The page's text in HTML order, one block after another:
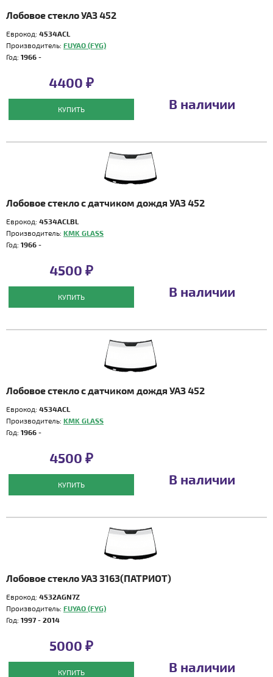
Лобовое стекло УАЗ 452
Еврокод: 4534ACL
Производитель: FUYAO (FYG)
Год: 1966 -
4400 ₽
КУПИТЬ В наличии
Лобовое стекло с датчиком дождя УАЗ 452
Еврокод: 4534ACLBL
Производитель: KMK GLASS
Год: 1966 -
4500 ₽
КУПИТЬ В наличии
Лобовое стекло с датчиком дождя УАЗ 452
Еврокод: 4534ACL
Производитель: KMK GLASS
Год: 1966 -
4500 ₽
КУПИТЬ В наличии
Лобовое стекло УАЗ 3163(ПАТРИОТ)
Еврокод: 4532AGN7Z
Производитель: FUYAO (FYG)
Год: 1997 - 2014
5000 ₽
КУПИТЬ В наличии